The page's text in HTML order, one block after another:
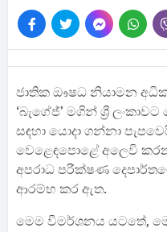
ජාතික ඖෂධ නියාමන
‘බැගේජ්’ මගින් ශ්‍රී
සඳහා යොදා ගන්නා
වෙළෙඳපොළේ අලෙවි
අපරාධ පරීක්ෂණ
ආරම්භ කර ඇත.
මෙම විමර්ශනය යටතේ,